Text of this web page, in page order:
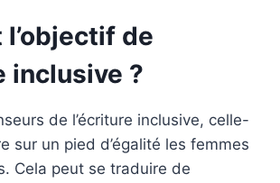
l’objectif de
inclusive ?
de l’écriture inclusive, celle-
sur un pied d’égalité les femmes
Cela peut se traduire de